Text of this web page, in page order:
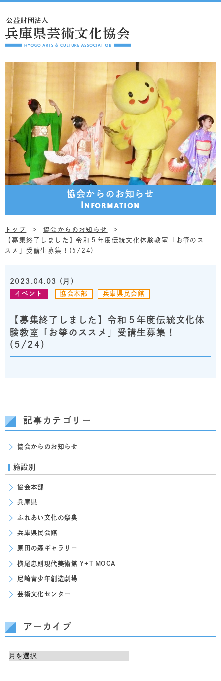
協会からのお知らせ
Information
トップ
協会からのお知らせ
【募集終了しました】令和５年度伝統文化体験教室「お箏のス
スメ」受講生募集！(5/24)
2023.04.03 (月)
イベント 協会本部 兵庫県民会館
【募集終了しました】令和５年度伝統文化体
験教室「お箏のススメ」受講生募集！
(5/24)
記事カテゴリー
協会からのお知らせ
施設別
協会本部
兵庫県
ふれあい文化の祭典
兵庫県民会館
原田の森ギャラリー
横尾忠則現代美術館 Y+T MOCA
尼崎青少年創造劇場
芸術文化センター
アーカイブ